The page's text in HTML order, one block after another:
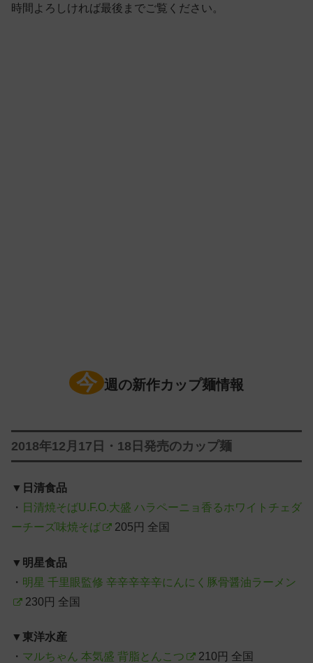
時間よろしければ最後までご覧ください。
今 週の新作カップ麺情報
2018年12月17日・18日発売のカップ麺
▼ 日清食品
・ 日清焼そばU.F.O.大盛 ハラペーニョ香るホワイトチェダ
ーチーズ味焼そば
205円 全国
▼ 明星食品
・ 明星 千里眼監修 辛辛辛辛辛にんにく豚骨醤油ラーメン
230円 全国
▼ 東洋水産
・ マルちゃん 本気盛 背脂とんこつ 210円 全国